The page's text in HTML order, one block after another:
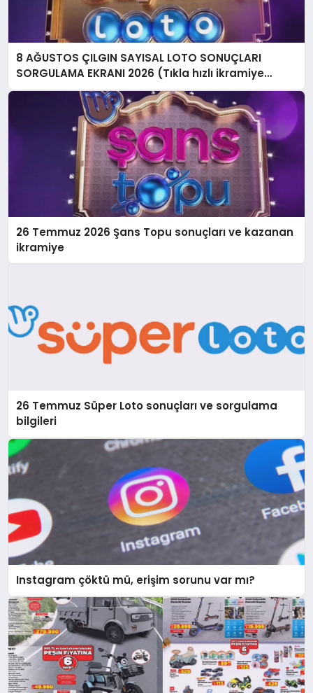
8 AĞUSTOS ÇILGIN SAYISAL LOTO SONUÇLARI
SORGULAMA EKRANI 2026 (Tıkla hızlı ikramiye
sonucu sorgulama ekranı) || Milli Piyango Online
Çılgın Sayısal Loto sonuçları açıklandı! İşte Sayısal
Loto’da kazanan numaralar listesi…
26 Temmuz 2026 Şans Topu sonuçları ve kazanan
ikramiye
26 Temmuz Süper Loto sonuçları ve sorgulama
bilgileri
Instagram çöktü mü, erişim sorunu var mı?